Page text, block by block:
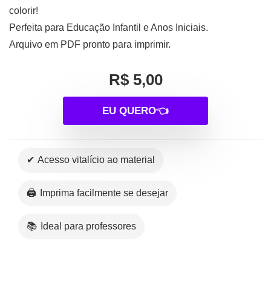
colorir!
Perfeita para Educação Infantil e Anos Iniciais.
Arquivo em PDF pronto para imprimir.
R$ 5,00
EU QUERO👈
✔ Acesso vitalício ao material
🖨️ Imprima facilmente se desejar
📚 Ideal para professores